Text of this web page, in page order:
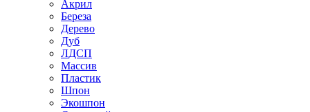
Акрил
Береза
Дерево
Дуб
ЛДСП
Массив
Пластик
Шпон
Экошпон